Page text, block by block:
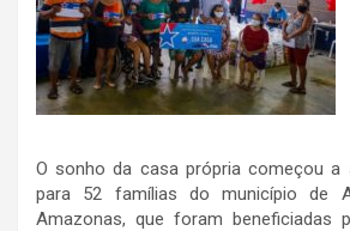
O sonho da casa própria começou a
para 52 famílias do município de
Amazonas, que foram beneficiadas